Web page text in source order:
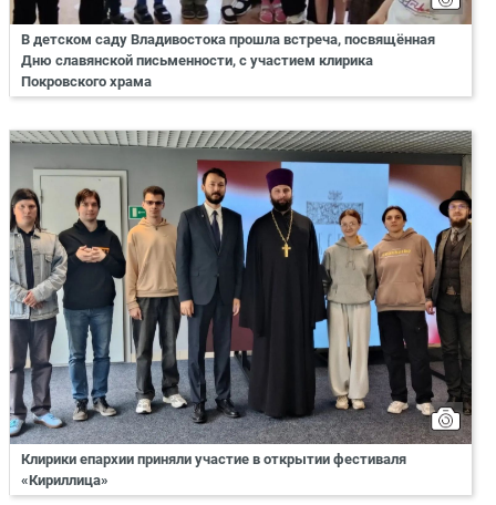
В детском саду Владивостока прошла встреча, посвящённая
Дню славянской письменности, с участием клирика
Покровского храма
Клирики епархии приняли участие в открытии фестиваля
«Кириллица»